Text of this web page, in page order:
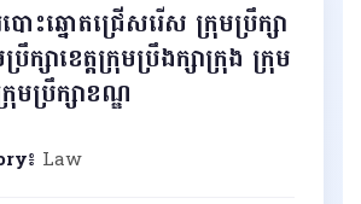
ោះឆ្នោតជ្រើសរើស ក្រុមប្រឹក្សា
រឹក្សាខេត្ដក្រុមប្រឹងក្សាក្រុង ក្រុម
មប្រឹក្សាខណ្ឌ
៖ Law